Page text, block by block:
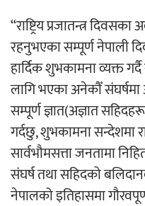
हलमा
“राष्ट्रिय प्रजातन्त्र
रहनुभएका सम्पूर्ण नेपाली
हार्दिक शुभकामना व्यक्त गर्दै
लागि भएका अनेकौँ
सम्पूर्ण ज्ञात(अज्ञात
गर्दछु, शुभकामना सन्देशमा
सार्वभौमसत्ता जनतामा
संघर्ष तथा सहिदको
नेपालको इतिहासमा